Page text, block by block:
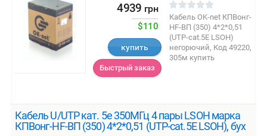
4939 грн
$110
купить
Быстрый заказ
Кабель OK-net КПВонг-
HF-ВП (350) 4*2*0,51
(UTP-cat.5E LSOH)
негорючий, Код 49220,
305м купить
Кабель U/UTP кат. 5е 350МГц 4 пары LSOH марка
КПВонг-HF-ВП (350) 4*2*0,51 (UTP-cat.5E LSOH), бух